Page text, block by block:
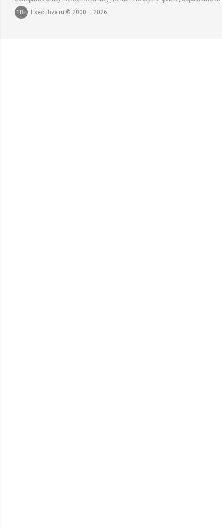
18+
Executive.ru © 2000 – 2026.